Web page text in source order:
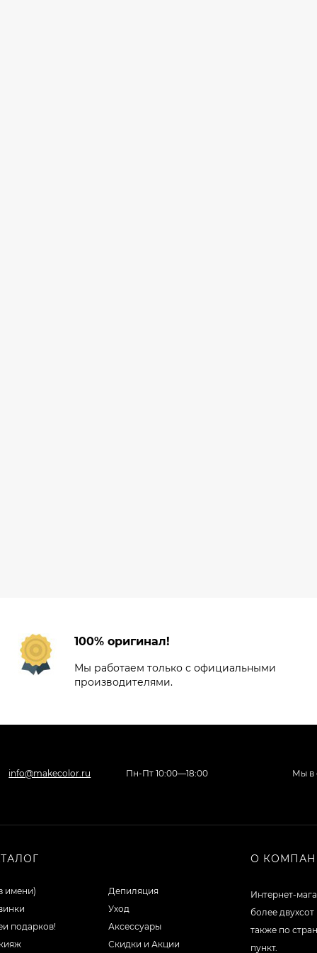
100% оригинал!
Мы работаем только с официальными
производителями.
info@makecolor.ru Пн-Пт 10:00—18:00 Мы в
имени)
подарков!
Депиляция
Уход
Аксессуары
Скидки и Акции
О
Интернет-
более
также по
пункт.